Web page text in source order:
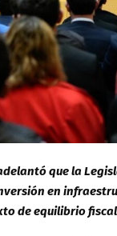
que la
en
de equilibrio